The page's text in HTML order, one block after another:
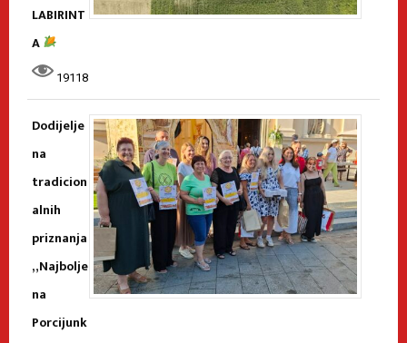
LABIRINT
A
19118
Dodijelje
na
tradicion
alnih
priznanja
„Najbolje
na
Porcijunk